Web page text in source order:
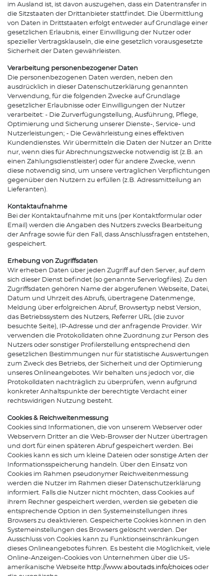
im Ausland ist, ist davon auszugehen, dass ein Datentransfer in
die Sitzstaaten der Drittanbieter stattfindet. Die Übermittlung
von Daten in Drittstaaten erfolgt entweder auf Grundlage einer
gesetzlichen Erlaubnis, einer Einwilligung der Nutzer oder
spezieller Vertragsklauseln, die eine gesetzlich vorausgesetzte
Sicherheit der Daten gewährleisten.
Verarbeitung personenbezogener Daten
Die personenbezogenen Daten werden, neben den
ausdrücklich in dieser Datenschutzerklärung genannten
Verwendung, für die folgenden Zwecke auf Grundlage
gesetzlicher Erlaubnisse oder Einwilligungen der Nutzer
verarbeitet: - Die Zurverfügungstellung, Ausführung, Pflege,
Optimierung und Sicherung unserer Dienste-, Service- und
Nutzerleistungen; - Die Gewährleistung eines effektiven
Kundendienstes. Wir übermitteln die Daten der Nutzer an Dritte
nur, wenn dies für Abrechnungszwecke notwendig ist (z.B. an
einen Zahlungsdienstleister) oder für andere Zwecke, wenn
diese notwendig sind, um unsere vertraglichen Verpflichtungen
gegenüber den Nutzern zu erfüllen (z.B. Adressmitteilung an
Lieferanten).
Kontaktaufnahme
Bei der Kontaktaufnahme mit uns (per Kontaktformular oder
Email) werden die Angaben des Nutzers zwecks Bearbeitung
der Anfrage sowie für den Fall, dass Anschlussfragen entstehen,
gespeichert.
Erhebung von Zugriffsdaten
Wir erheben Daten über jeden Zugriff auf den Server, auf dem
sich dieser Dienst befindet (so genannte Serverlogfiles). Zu den
Zugriffsdaten gehören Name der abgerufenen Webseite, Datei,
Datum und Uhrzeit des Abrufs, übertragene Datenmenge,
Meldung über erfolgreichen Abruf, Browsertyp nebst Version,
das Betriebssystem des Nutzers, Referrer URL (die zuvor
besuchte Seite), IP-Adresse und der anfragende Provider. Wir
verwenden die Protokolldaten ohne Zuordnung zur Person des
Nutzers oder sonstiger Profilerstellung entsprechend den
gesetzlichen Bestimmungen nur für statistische Auswertungen
zum Zweck des Betriebs, der Sicherheit und der Optimierung
unseres Onlineangebotes. Wir behalten uns jedoch vor, die
Protokolldaten nachträglich zu überprüfen, wenn aufgrund
konkreter Anhaltspunkte der berechtigte Verdacht einer
rechtswidrigen Nutzung besteht.
Cookies & Reichweitenmessung
Cookies sind Informationen, die von unserem Webserver oder
Webservern Dritter an die Web-Browser der Nutzer übertragen
und dort für einen späteren Abruf gespeichert werden. Bei
Cookies kann es sich um kleine Dateien oder sonstige Arten der
Informationsspeicherung handeln. Über den Einsatz von
Cookies im Rahmen pseudonymer Reichweitenmessung
werden die Nutzer im Rahmen dieser Datenschutzerklärung
informiert. Falls die Nutzer nicht möchten, dass Cookies auf
ihrem Rechner gespeichert werden, werden sie gebeten die
entsprechende Option in den Systemeinstellungen ihres
Browsers zu deaktivieren. Gespeicherte Cookies können in den
Systemeinstellungen des Browsers gelöscht werden. Der
Ausschluss von Cookies kann zu Funktionseinschränkungen
dieses Onlineangebotes führen. Es besteht die Möglichkeit, viele
Online-Anzeigen-Cookies von Unternehmen über die US-
amerikanische Webseite http://www.aboutads.info/choices oder